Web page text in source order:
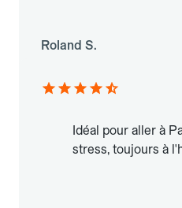
Roland S.
Idéal pour aller à
stress, toujours à